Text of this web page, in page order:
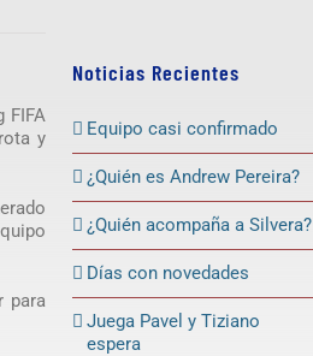
FIFA
y
para
Noticias Recientes
Equipo casi confirmado
¿Quién es Andrew Pereira?
¿Quién acompaña a Silvera?
Días con novedades
Juega Pavel y Tiziano
espera